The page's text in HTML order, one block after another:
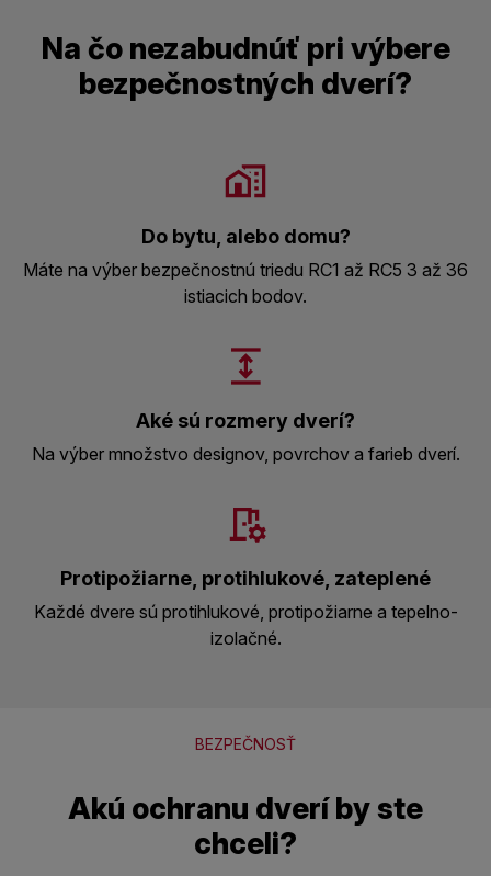
Na čo nezabudnúť pri výbere
bezpečnostných dverí?
Do bytu, alebo domu?
Máte na výber bezpečnostnú triedu RC1 až RC5 3 až 36
istiacich bodov.
Aké sú rozmery dverí?
Na výber množstvo designov, povrchov a farieb dverí.
Protipožiarne, protihlukové, zateplené
Každé dvere sú protihlukové, protipožiarne a tepelno-
izolačné.
BEZPEČNOSŤ
Akú ochranu dverí by ste
chceli?